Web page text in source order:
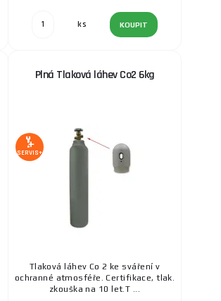
ks KOUPIT
Plná Tlaková láhev Co2 6kg
SERVIS+
Tlaková láhev Co 2 ke sváření v
ochranné atmosféře. Certifikace, tlak.
zkouška na 10 let.T ...